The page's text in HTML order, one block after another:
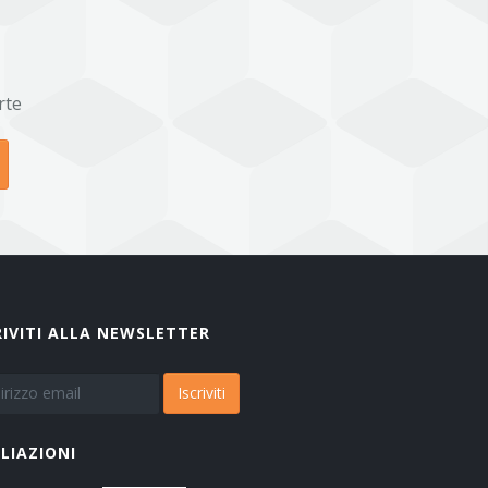
ALLA NEWSLETTER
Iscriviti